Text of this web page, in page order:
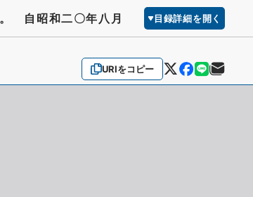
自昭和二〇年八月 目録詳細を開く
URIをコピー